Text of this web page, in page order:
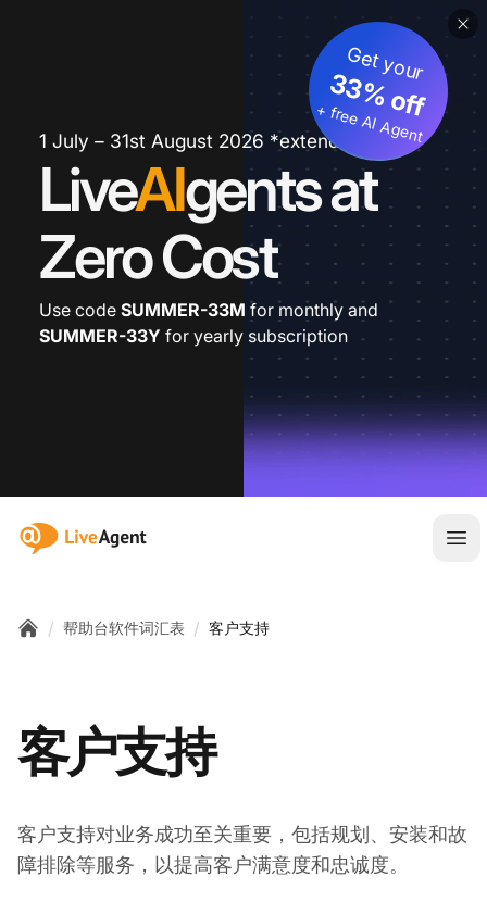
1 July – 31st August 2026 *extended
LiveAIgents at
Zero Cost
Get your
33% off
+ free AI Agent
Use code SUMMER-33M for monthly and
SUMMER-33Y for yearly subscription
:site.title
/ 帮助台软件词汇表 / 客户支持
客户支持
客户支持对业务成功至关重要，包括规划、安装和故
障排除等服务，以提高客户满意度和忠诚度。